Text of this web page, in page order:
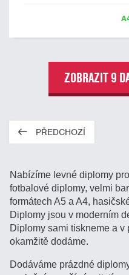
ZOBRAZIT 9
PŘEDCHOZÍ
Nabízíme levné diplomy
fotbalové diplomy, velmi
formátech A5 a A4,
Diplomy jsou v moderním
Diplomy sami tiskneme a v
okamžitě dodáme.
Dodáváme prázdné